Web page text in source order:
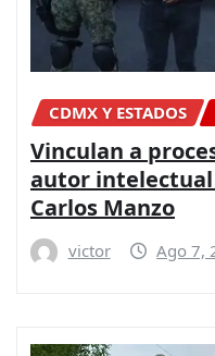
CDMX Y ESTADOS
Vinculan a
autor
Carlos Manzo
victor Ago 7,